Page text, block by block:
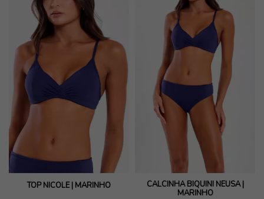
TOP NICOLE | MARINHO
CALCINHA BIQUINI NEUSA |
MARINHO